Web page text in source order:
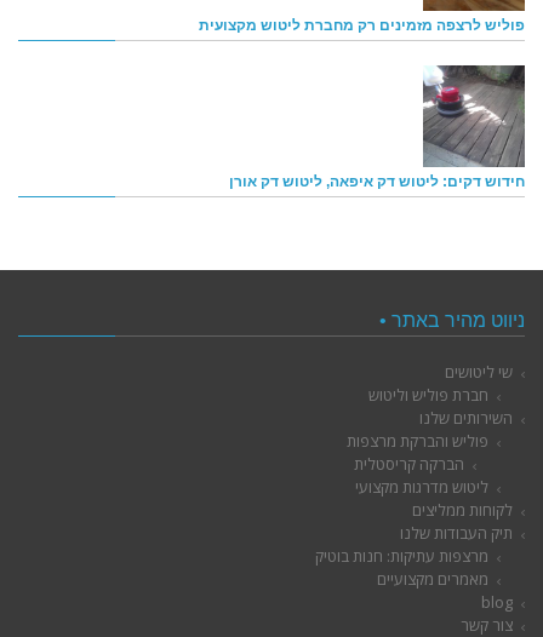
פוליש לרצפה מזמינים רק מחברת ליטוש מקצועית
חידוש דקים: ליטוש דק איפאה, ליטוש דק אורן
ניווט מהיר באתר •
שי ליטושים
חברת פוליש וליטוש
השירותים שלנו
פוליש והברקת מרצפות
הברקה קריסטלית
ליטוש מדרגות מקצועי
לקוחות ממליצים
תיק העבודות שלנו
מרצפות עתיקות: חנות בוטיק
מאמרים מקצועיים
blog
צור קשר